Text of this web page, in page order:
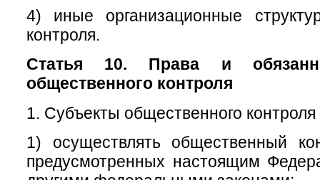
4) иные организационные
контроля.
Статья 10. Права и
общественного контроля
1. Субъекты общественного контроля
1) осуществлять общественный
предусмотренных настоящим